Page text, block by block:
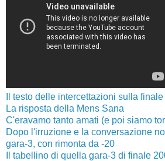
Il testo delle intercettazioni sulla
La risposta della Mens Sana
C'eravamo tanto amati (e poi siamo
Dopo l'irruzione e la conversazione
gara-3, con rimonta da -20
Il tabellino di quella gara-3 di finale